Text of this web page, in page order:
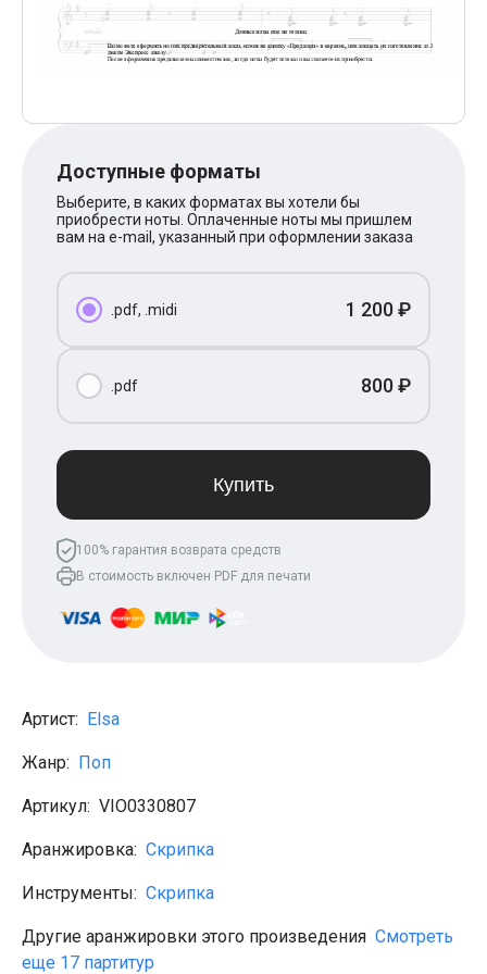
XOLIDAYBOY
Ваня Дмитриенко
Ласковый Май
HammAli & Navai
Billie Eilish
Michael Jackson
Modern Talking
BEARWOLF
Юрий Шатунов
Леонид Агутин
МакSим
Клава Кока
Владимир Пресняков
Мари Краймбрери
Лариса Долина
Саундтреки
Виктор Цой (Кино)
Сектор газа
Алёна Швец
Земфира
Наутилус Помпилиус
Владимир Высоцкий
Гражданская оборона
KSB
Доступные форматы
Выберите, в каких форматах вы хотели бы
приобрести ноты. Оплаченные ноты мы пришлем
вам на e-mail, указанный при оформлении заказа
.pdf, .midi 1 200 ₽
.pdf 800 ₽
Купить
100% гарантия возврата средств
В стоимость включен PDF для печати
Артист: Elsa
Жанр: Поп
Артикул: VIO0330807
Аранжировка: Скрипка
Инструменты: Скрипка
Другие аранжировки этого произведения Смотреть
еще 17 партитур